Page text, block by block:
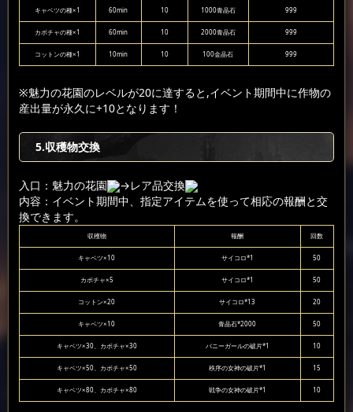
キャベツの種×1 60min 10 1000青晶石 999
カボチャの種×1 60min 10 2000青晶石 999
コットンの種×1 10min 10 100金晶石 999
※魅力の花園のレベルが20に達すると,イベント期間中に作物の
産出量が永久に+10となります！
5.収穫物交換
入口：魅力の花園
→レア品交換
内容：イベント期間中、指定アイテムを使って相応の報酬と交
換できます。
収穫物 報酬 回数
キャベツ×10 サイコロ*1 50
カボチャ×5 サイコロ*1 50
コットン×20 サイコロ*13 20
キャベツ×10 青晶石*2000 50
キャベツ×30、カボチャ×30 バニーガールの破片*1 10
キャベツ×50、カボチャ×50 秩序の女神の破片*1 15
キャベツ×80、カボチャ×80 戦争の女神の破片*1 10